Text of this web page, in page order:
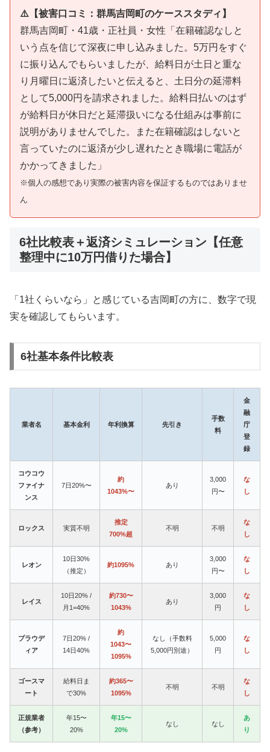
⚠️【被害口コミ：群馬吉岡町のケーススタディ】
群馬吉岡町・41歳・正社員・女性「在籍確認なしと
いう点を信じて深夜に申し込みました。5万円をすぐ
に振り込んでもらいましたが、給料日が土日と重な
り月曜日に返済したいと伝えると、土日分の延滞料
として5,000円を請求されました。給料日払いのはず
が給料日が休日だと延滞扱いになる仕組みは事前に
説明がありませんでした。また在籍確認はしないと
言っていたのに返済が少し遅れたとき職場に電話が
かかってきました」
※個人の感想であり実際の被害内容を保証するものではありませ
ん
6社比較表＋返済シミュレーション【任意
整理中に10万円借りた場合】
「1社くらいなら」と感じている吉岡町の方に、数字で現
実を確認してもらいます。
6社基本条件比較表
業者名 基本金利 年利換算 先引き
手数
料
金
融
庁
登
録
コウコウ
ファイナ
ンス
7日20%〜
約
1043%〜
あり
3,000
円〜
な
し
ロックス 実質不明
推定
700%超
不明 不明
な
し
レオン
10日30%
（推定）
約1095% あり
3,000
円〜
な
し
レイス
10日20% /
月1=40%
約730〜
1043%
あり
3,000
円
な
し
プラウデ
ィア
7日20% /
14日40%
約
1043〜
1095%
なし（手数料
5,000円別途）
5,000
円
な
し
ゴースマ
ート
給料日ま
で30%
約365〜
1095%
不明 不明
な
し
正規業者
（参考）
年15〜
20%
年15〜
20%
なし なし
あ
り